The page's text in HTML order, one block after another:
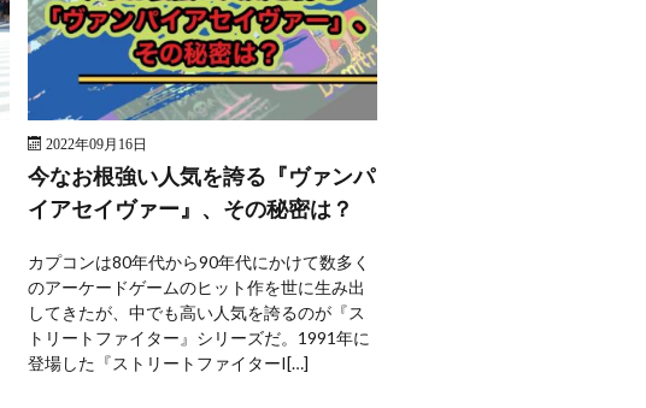
2022年09月16日
今なお根強い人気を誇る『ヴァンパ
イアセイヴァー』、その秘密は？
カプコンは80年代から90年代にかけて数多く
のアーケードゲームのヒット作を世に生み出
してきたが、中でも高い人気を誇るのが『ス
トリートファイター』シリーズだ。1991年に
登場した『ストリートファイターI[…]